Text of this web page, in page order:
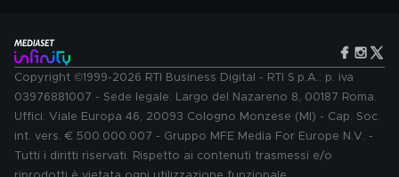
Copyright ©1999-2026 RTI Business Digital - RTI S.p.A.: p. iva
03976881007 - Sede legale: Largo del Nazareno 8, 00187 Roma.
Uffici: Viale Europa 46, 20093 Cologno Monzese (MI) - Cap. Soc.
int. vers. € 500.000.007 - Gruppo MFE Media For Europe N.V. -
Tutti i diritti riservati. Rispetto ai contenuti trasmessi e/o